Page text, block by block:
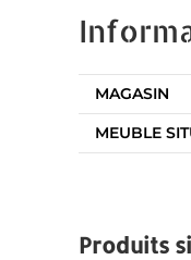
MAGASIN
MEUBLE
Produits